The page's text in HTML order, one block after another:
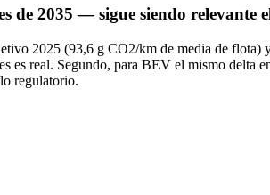
de 2035 — sigue siendo relevante
2025 (93,6 g CO2/km de media de
es real. Segundo, para BEV el mismo
regulatorio.